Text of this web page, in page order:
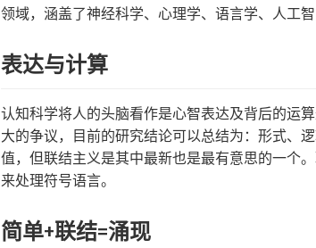
领域，涵盖了神经科学、心理学、语言学、人工智
表达与计算
认知科学将人的头脑看作是心智表达及背后的运
大的争议，目前的研究结论可以总结为：形式、
值，但联结主义是其中最新也是最有意思的一个
来处理符号语言。
简单+联结=涌现